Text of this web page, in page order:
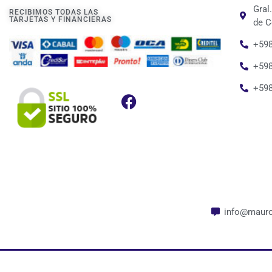
RECIBIMOS TODAS LAS
TARJETAS Y FINANCIERAS
de